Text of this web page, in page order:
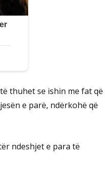
thuhet se ishin me fat që
e parë, ndërkohë që
ndeshjet e para të